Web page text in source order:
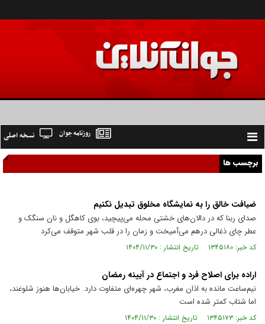
Toggle
navigation
نسخه اصلی روزنامه جوان
برچسب ها
ضیافت خالق را به نمایشگاه مخلوق تبدیل نکنیم
صدای ربنا که در دالان‌های خشتی محله می‌پیچید، بوی کاهگل و نان سنگک و
عطر چای ذغالی درهم می‌آمیخت و زمان را در قلب شهر متوقف می‌کرد
کد خبر: ۱۳۴۵۱۸۰ تاریخ انتشار : ۱۴۰۴/۱۱/۳۰
اراده برای اصلاح فرد و اجتماع در آیینه رمضان
نیم‌ساعت مانده به اذان مغرب، شهر چهره‌ای متفاوت دارد. خیابان‌ها هنوز شلوغند،
اما شتاب کمتر شده است
کد خبر: ۱۳۴۵۱۷۳ تاریخ انتشار : ۱۴۰۴/۱۱/۳۰